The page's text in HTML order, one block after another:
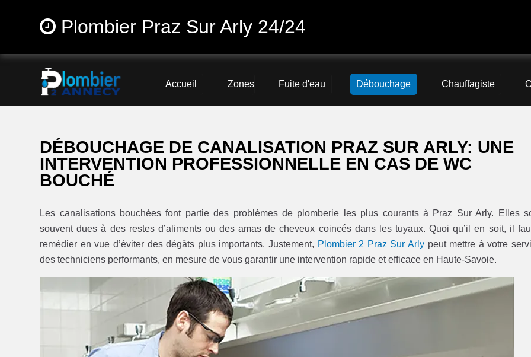
Plombier Praz Sur Arly 24/24
Accueil Zones Fuite d'eau Débouchage Chauffagiste
DÉBOUCHAGE DE CANALISATION PRAZ SUR ARLY: UNE
INTERVENTION PROFESSIONNELLE EN CAS DE WC
BOUCHÉ
Les canalisations bouchées font partie des problèmes de plomberie les plus courants à Praz Sur Arly. Elles
souvent dues à des restes d’aliments ou des amas de cheveux coincés dans les tuyaux. Quoi qu’il en soit, il
remédier en vue d’éviter des dégâts plus importants. Justement, Plombier 2 Praz Sur Arlypeut mettre à votre
des techniciens performants, en mesure de vous garantir une intervention rapide et efficace en Haute-Savoie.